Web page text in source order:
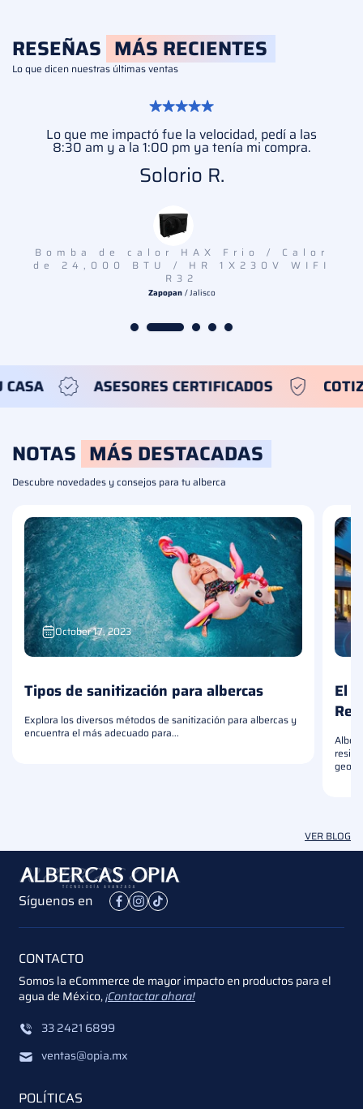
RESEÑAS MÁS RECIENTES
Lo que dicen nuestras últimas ventas
Lo que me impactó fue la velocidad, pedí a las
8:30 am y a la 1:00 pm ya tenía mi compra.
Solorio R.
Bomba de calor HAX Frio / Calor
de 24,000 BTU / HR 1X230V WIFI
R32
Zapopan / Jalisco
PUERTA DE TU CASA ASESORES
NOTAS MÁS DESTACADAS
Descubre novedades y consejos para tu alberca
October 17, 2023
Tipos de sanitización para albercas
Explora los diversos métodos de sanitización para albercas y
encuentra el más adecuado para...
El
VER BLOG
Síguenos en
CONTACTO
Somos la eCommerce de mayor impacto en productos para el
agua de México,¡Contactar ahora!
33 2421 6899
ventas@opia.mx
POLÍTICAS